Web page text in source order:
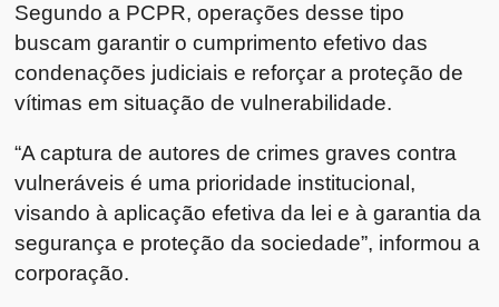
Segundo a PCPR, operações desse tipo
buscam garantir o cumprimento efetivo das
condenações judiciais e reforçar a proteção de
vítimas em situação de vulnerabilidade.
“A captura de autores de crimes graves contra
vulneráveis é uma prioridade institucional,
visando à aplicação efetiva da lei e à garantia da
segurança e proteção da sociedade”, informou a
corporação.